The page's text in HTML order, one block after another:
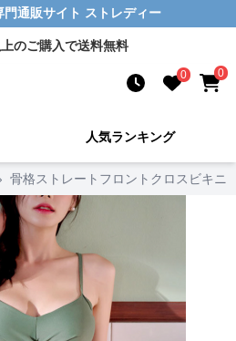
門通販サイト ストレディー
のご購入で送料無料
0 0
人気ランキング
› 骨格ストレートフロントクロスビキニ